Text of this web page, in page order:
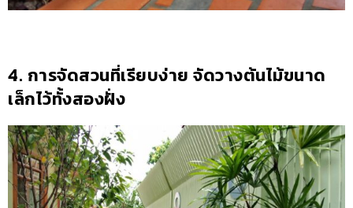
4. การจัดสวนที่เรียบง่าย จัดวางต้นไม้ขนาด
เล็กไว้ทั้งสองฝั่ง